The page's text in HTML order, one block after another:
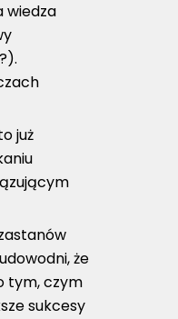
wiedza
już
że
tym, czym
sukcesy